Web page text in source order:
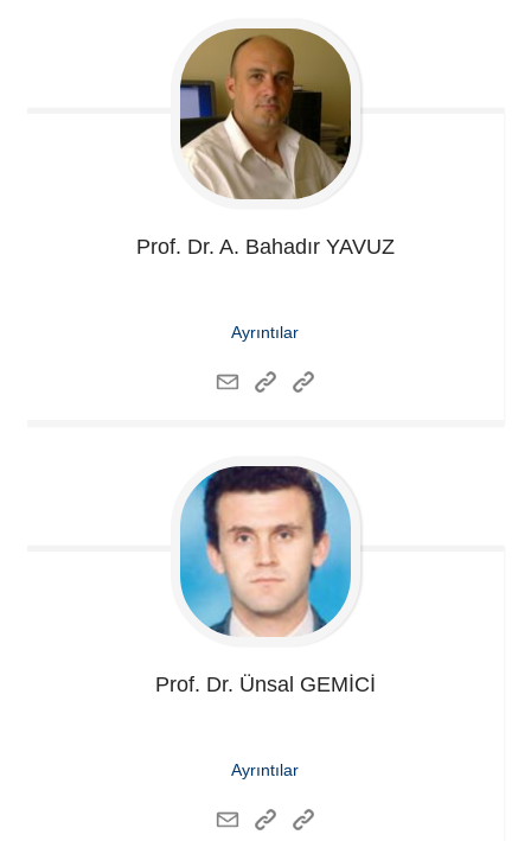
Prof. Dr. A. Bahadır YAVUZ
Ayrıntılar
Prof. Dr. Ünsal GEMİCİ
Ayrıntılar